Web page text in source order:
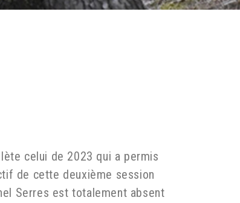
celui de 2023 qui a permis
de cette deuxième session
Serres est totalement absent